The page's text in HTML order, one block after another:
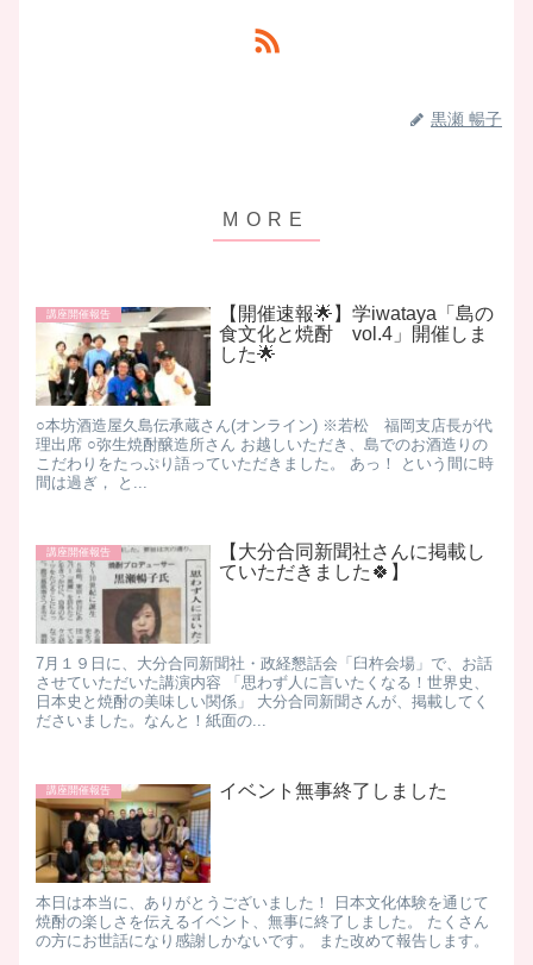
黒瀬 暢子
講座開催報告
【開催速報🌟】学iwataya「島の
食文化と焼酎 vol.4」開催しま
した🌟
○本坊酒造屋久島伝承蔵さん(オンライン) ※若松 福岡支店長が代
理出席 ○弥生焼酎醸造所さん お越しいただき、島でのお酒造りの
こだわりをたっぷり語っていただきました。 あっ！ という間に時
間は過ぎ， と...
講座開催報告
【大分合同新聞社さんに掲載し
ていただきました🍀】
7月１９日に、大分合同新聞社・政経懇話会「臼杵会場」で、お話
させていただいた講演内容 「思わず人に言いたくなる！世界史、
日本史と焼酎の美味しい関係」 大分合同新聞さんが、掲載してく
ださいました。 ​ なんと！紙面の...
講座開催報告 イベント無事終了しました
本日は本当に、ありがとうございました！ 日本文化体験を通じて
焼酎の楽しさを伝えるイベント、無事に終了しました。 たくさん
の方にお世話になり感謝しかないです。 また改めて報告します。